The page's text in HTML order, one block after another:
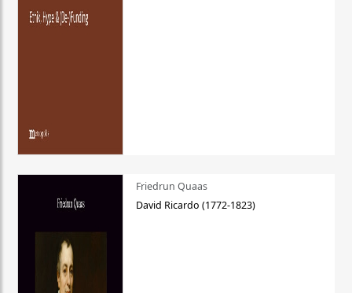
Friedrun Quaas
David Ricardo (1772-1823)